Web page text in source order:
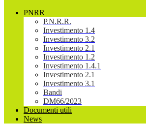
PNRR
P.N.R.R.
Investimento 1.4
Investimento 3.2
Investimento 2.1
Investimento 1.2
Investimento 1.4.1
Investimento 2.1
Investimento 3.1
Bandi
DM66/2023
Documenti utili
News